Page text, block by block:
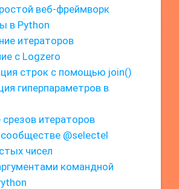
веб-фреймворк
в Python
итераторов
с Logzero
строк с помощью join()
гиперпараметров в
срезов итераторов
@selectel
чисел
командной